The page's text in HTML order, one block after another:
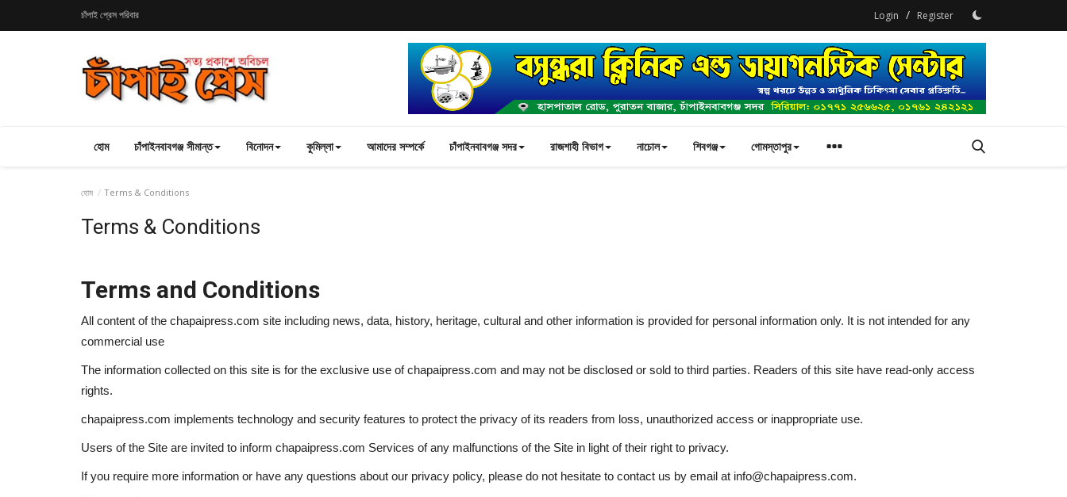
চাঁপাই প্রেস পরিবার Login / Register
হোম চাঁপাইনবাবগঞ্জ সীমান্ত বিনোদন কুমিল্লা আমাদের সম্পর্কে চাঁপাইনবাবগঞ্জ সদর রাজশাহী বিভাগ নাচোল শিবগঞ্জ গোমস্তাপুর
হোম Terms & Conditions
Terms & Conditions
Terms and Conditions
All content of the chapaipress.com site including news, data, history, heritage, cultural and other information is provided for personal information only. It is not intended for any
commercial use
The information collected on this site is for the exclusive use of chapaipress.com and may not be disclosed or sold to third parties. Readers of this site have read-only access
rights.
chapaipress.com implements technology and security features to protect the privacy of its readers from loss, unauthorized access or inappropriate use.
Users of the Site are invited to inform chapaipress.com Services of any malfunctions of the Site in light of their right to privacy.
If you require more information or have any questions about our privacy policy, please do not hesitate to contact us by email at info@chapaipress.com.